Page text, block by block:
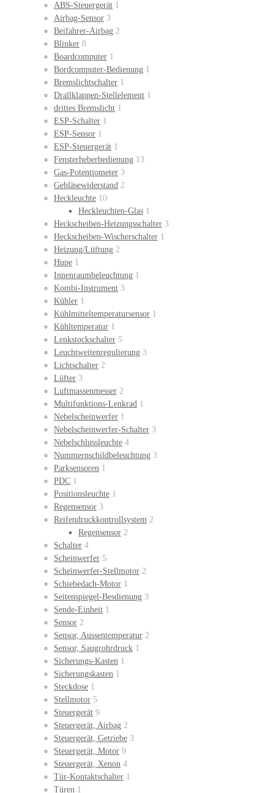
ABS-Steuergerät 1
Airbag-Sensor 3
Beifahrer-Airbag 2
Blinker 8
Boardcomputer 1
Bordcomputer-Bedienung 1
Bremslichtschalter 1
Drallklappen-Stellelement 1
drittes Bremslicht 1
ESP-Schalter 1
ESP-Sensor 1
ESP-Steuergerät 1
Fensterheberbedienung 13
Gas-Potentiometer 3
Gebläsewiderstand 2
Heckleuchte 10
Heckleuchten-Glas 1
Heckscheiben-Heizungsschalter 3
Heckscheiben-Wischerschalter 1
Heizung/Lüftung 2
Hupe 1
Innenraumbeleuchtung 1
Kombi-Instrument 3
Kühler 1
Kühlmitteltemperatursensor 1
Kühltemperatur 1
Lenkstockschalter 5
Leuchtweitenregulierung 3
Lichtschalter 2
Lüfter 3
Luftmassenmesser 2
Multifunktions-Lenkrad 1
Nebelscheinwerfer 1
Nebelscheinwerfer-Schalter 3
Nebelschlussleuchte 4
Nummernschildbeleuchtung 3
Parksensoren 1
PDC 1
Positionsleuchte 1
Regensensor 3
Reifendruckkontrollsystem 2
Regensensor 2
Schalter 4
Scheinwerfer 5
Scheinwerfer-Stellmotor 2
Schiebedach-Motor 1
Seitenspiegel-Besdienung 3
Sende-Einheit 1
Sensor 2
Sensor, Aussentemperatur 2
Sensor, Saugrohrdruck 1
Sicherungs-Kasten 1
Sicherungskasten 1
Steckdose 1
Stellmotor 5
Steuergerät 9
Steuergerät, Airbag 2
Steuergerät, Getriebe 3
Steuergerät, Motor 9
Steuergerät, Xenon 4
Tür-Kontaktschalter 1
Türen 1